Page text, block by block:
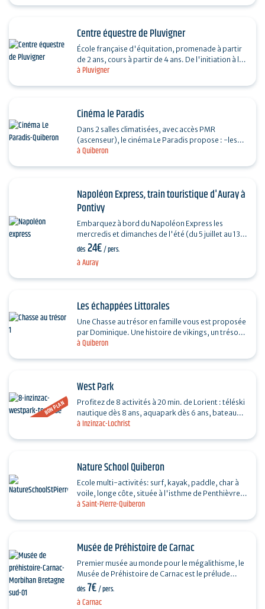
à Pluvigner
Centre équestre de Pluvigner
École française d'équitation, promenade à partir
de 2 ans, cours à partir de 4 ans. De l'initiation à la
à Quiberon
Cinéma le Paradis
Dans 2 salles climatisées, avec accès PMR
(ascenseur), le cinéma Le Paradis propose : -les
films en sortie nationale; -une programmation
à Auray
Napoléon Express, train touristique d'Auray à
Pontivy
Embarquez à bord du Napoléon Express les
mercredis et dimanches de l'été (du 5 juillet au 13
septembre 2026), à la découverte de la vallée
dès 24€/ pers.
à Quiberon
Les échappées Littorales
Une Chasse au trésor en famille vous est proposée
par Dominique. Une histoire de vikings, un trésor
perdu au fond de l’océan et un secret partagé…
BON PLAN
à Inzinzac-Lochrist
West Park
Profitez de 8 activités à 20 min. de Lorient : téléski
nautique dès 8 ans, aquapark dès 6 ans, bateau
électrique sans permis, paddle & kayak dès…
à Saint-Pierre-Quiberon
Nature School Quiberon
Ecole multi-activités: surf, kayak, paddle, char à
voile, longe côte, située à l'isthme de Penthièvre.
Cours mais aussi location (kayaks, surfs,…
à Carnac
Musée de Préhistoire de Carnac
Premier musée au monde pour le mégalithisme, le
Musée de Préhistoire de Carnac est le prélude
indispensable à la visite des dolmens et menhirs…
dès 7€/ pers.